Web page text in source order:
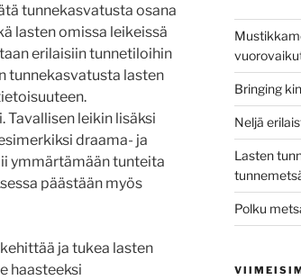
tunnekasvatusta osana
lasten omissa leikeissä
erilaisiin tunnetiloihin
tunnekasvatusta lasten
Tavallisen leikin lisäksi
draama- ja
ymmärtämään tunteita
päästään myös
ja tukea lasten
haasteeksi
Bringing
Neljä
Lasten
Polku